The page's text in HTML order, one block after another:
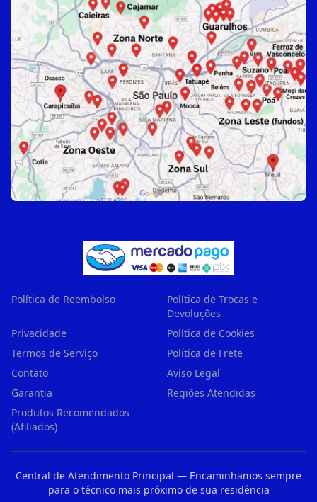
Política de Reembolso
Política de Trocas e
Devoluções
Privacidade
Política de Cookies
Termos de Serviço
Política de Frete
Contato
Aviso Legal
Garantia
Regiões Atendidas
Produtos Recomendados
(Afiliados)
Central de Atendimento Principal — Encaminhamos sempre
para o técnico mais próximo de sua residência